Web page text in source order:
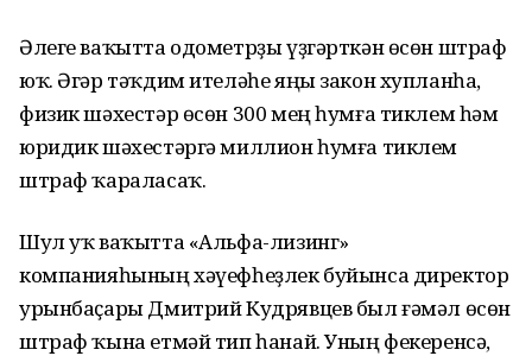
Әлеге ваҡытта одометрҙы үҙгәрткән өсөн штраф
юҡ. Әгәр тәҡдим ителәһе яңы закон хупланһа,
физик шәхестәр өсөн 300 мең һумға тиклем һәм
юридик шәхестәргә миллион һумға тиклем
штраф ҡараласаҡ.
Шул уҡ ваҡытта «Альфа-лизинг»
компанияһының хәүефһеҙлек буйынса директор
урынбаҫары Дмитрий Кудрявцев был ғәмәл өсөн
штраф ҡына етмәй тип һанай. Уның фекеренсә,